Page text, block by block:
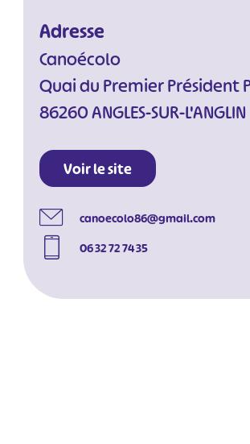
Adresse
Canoécolo
Quai du Premier Président
86260 ANGLES-SUR-L'ANGLIN
Voir le site
canoecolo86@gmail.com
06 32 72 74 35